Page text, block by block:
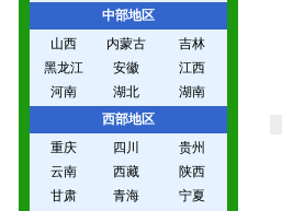
中部地区
山西
内蒙古
吉林
黑龙江
安徽
江西
河南
湖北
湖南
西部地区
重庆
四川
贵州
云南
西藏
陕西
甘肃
青海
宁夏